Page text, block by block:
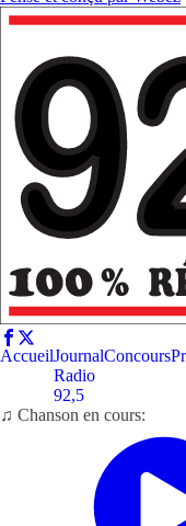
AccueilJournal
Radio
92,5
Concours
♫ Chanson en cours: